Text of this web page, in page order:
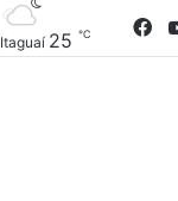
Itaguaí 25 ℃